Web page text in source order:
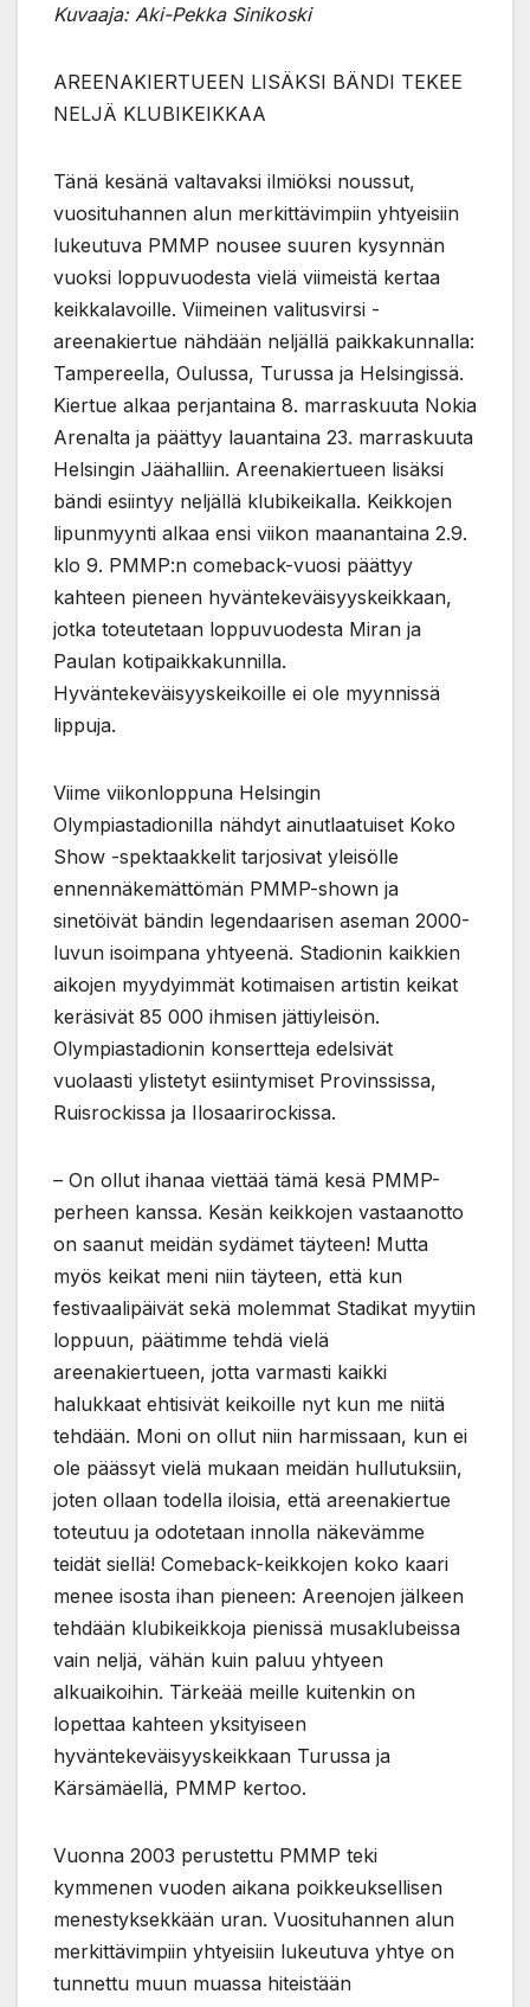
Kuvaaja: Aki-Pekka Sinikoski
AREENAKIERTUEEN LISÄKSI BÄNDI TEKEE
NELJÄ KLUBIKEIKKAA
Tänä kesänä valtavaksi ilmiöksi noussut,
vuosituhannen alun merkittävimpiin yhtyeisiin
lukeutuva PMMP nousee suuren kysynnän
vuoksi loppuvuodesta vielä viimeistä kertaa
keikkalavoille. Viimeinen valitusvirsi -
areenakiertue nähdään neljällä paikkakunnalla:
Tampereella, Oulussa, Turussa ja Helsingissä.
Kiertue alkaa perjantaina 8. marraskuuta Nokia
Arenalta ja päättyy lauantaina 23. marraskuuta
Helsingin Jäähalliin. Areenakiertueen lisäksi
bändi esiintyy neljällä klubikeikalla. Keikkojen
lipunmyynti alkaa ensi viikon maanantaina 2.9.
klo 9. PMMP:n comeback-vuosi päättyy
kahteen pieneen hyväntekeväisyyskeikkaan,
jotka toteutetaan loppuvuodesta Miran ja
Paulan kotipaikkakunnilla.
Hyväntekeväisyyskeikoille ei ole myynnissä
lippuja.
Viime viikonloppuna Helsingin
Olympiastadionilla nähdyt ainutlaatuiset Koko
Show -spektaakkelit tarjosivat yleisölle
ennennäkemättömän PMMP-shown ja
sinetöivät bändin legendaarisen aseman 2000-
luvun isoimpana yhtyeenä. Stadionin kaikkien
aikojen myydyimmät kotimaisen artistin keikat
keräsivät 85 000 ihmisen jättiyleisön.
Olympiastadionin konsertteja edelsivät
vuolaasti ylistetyt esiintymiset Provinssissa,
Ruisrockissa ja Ilosaarirockissa.
– On ollut ihanaa viettää tämä kesä PMMP-
perheen kanssa. Kesän keikkojen vastaanotto
on saanut meidän sydämet täyteen! Mutta
myös keikat meni niin täyteen, että kun
festivaalipäivät sekä molemmat Stadikat myytiin
loppuun, päätimme tehdä vielä
areenakiertueen, jotta varmasti kaikki
halukkaat ehtisivät keikoille nyt kun me niitä
tehdään. Moni on ollut niin harmissaan, kun ei
ole päässyt vielä mukaan meidän hullutuksiin,
joten ollaan todella iloisia, että areenakiertue
toteutuu ja odotetaan innolla näkevämme
teidät siellä! Comeback-keikkojen koko kaari
menee isosta ihan pieneen: Areenojen jälkeen
tehdään klubikeikkoja pienissä musaklubeissa
vain neljä, vähän kuin paluu yhtyeen
alkuaikoihin. Tärkeää meille kuitenkin on
lopettaa kahteen yksityiseen
hyväntekeväisyyskeikkaan Turussa ja
Kärsämäellä, PMMP kertoo.
Vuonna 2003 perustettu PMMP teki
kymmenen vuoden aikana poikkeuksellisen
menestyksekkään uran. Vuosituhannen alun
merkittävimpiin yhtyeisiin lukeutuva yhtye on
tunnettu muun muassa hiteistään